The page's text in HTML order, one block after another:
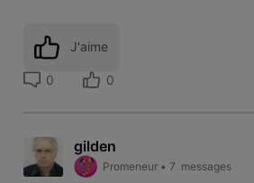
J'aime
0 0
gilden
Promeneur • 7 messages